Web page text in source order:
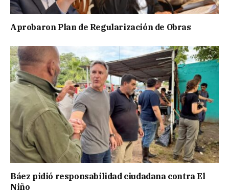
Aprobaron Plan de Regularización de Obras
Báez pidió responsabilidad ciudadana contra El
Niño